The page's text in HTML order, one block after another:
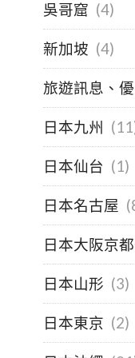
吳哥窟 (4)
新加坡 (4)
旅遊訊息、
日本九州
日本仙台 (1)
日本名古屋
日本大阪京
日本山形 (3)
日本東京 (2)